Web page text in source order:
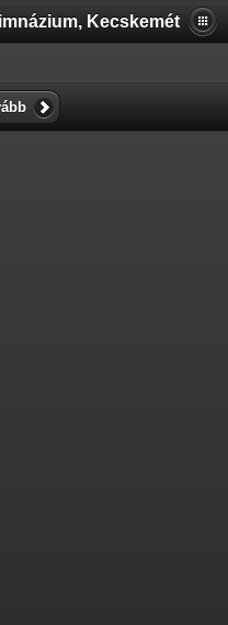
Kecskemét